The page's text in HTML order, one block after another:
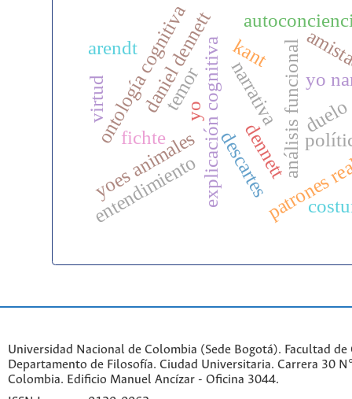
dennett
explicación cognitiva análisis funcional
daniel dennett
yo narrativa
patrones
yoes animales
yo
ontología cognitiva
descartes
duelo
temor
kant
fichte
entendimiento
arendt
virtud
Universidad Nacional de Colombia (Sede Bogotá). Facultad de
Departamento de Filosofía. Ciudad Universitaria. Carrera 30
Colombia. Edificio Manuel Ancízar - Oficina 3044.